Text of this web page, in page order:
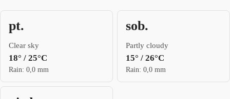
pt.
Clear sky
18° / 25°C
Rain: 0,0 mm
sob.
Partly cloudy
15° / 26°C
Rain: 0,0 mm